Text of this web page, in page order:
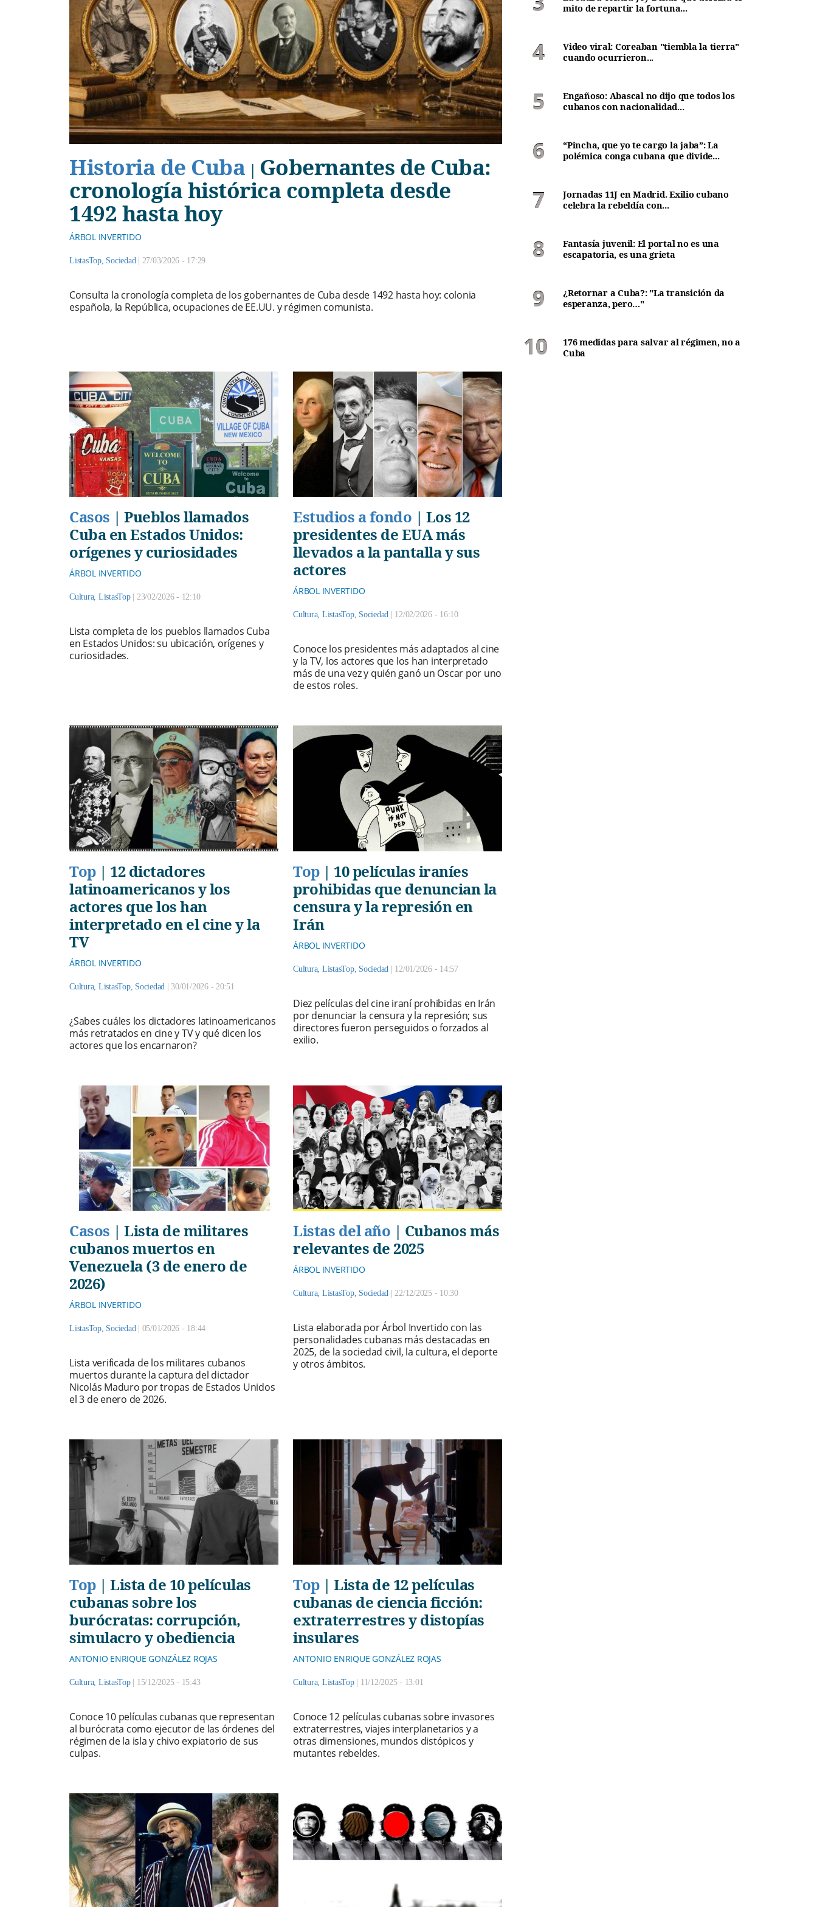
Historia de Cuba | Gobernantes de Cuba:
cronología histórica completa desde
1492 hasta hoy
ÁRBOL INVERTIDO
ListasTop, Sociedad 27/03/2026 - 17:29
Consulta la cronología completa de los gobernantes de Cuba desde 1492 hasta hoy: colonia
española, la República, ocupaciones de EE.UU. y régimen comunista.
Casos | Pueblos llamados
Cuba en Estados Unidos:
orígenes y curiosidades
ÁRBOL INVERTIDO
Cultura, ListasTop 23/02/2026 - 12:10
Lista completa de los pueblos llamados Cuba
en Estados Unidos: su ubicación, orígenes y
curiosidades.
Estudios a fondo | Los 12
presidentes de EUA más
llevados a la pantalla y sus
actores
ÁRBOL INVERTIDO
Cultura, ListasTop, Sociedad 12/02/2026 - 16:10
Conoce los presidentes más adaptados al cine
y la TV, los actores que los han interpretado
más de una vez y quién ganó un Oscar por uno
de estos roles.
Top| 12 dictadores
latinoamericanos y los
actores que los han
interpretado en el cine y la
TV
ÁRBOL INVERTIDO
Cultura, ListasTop, Sociedad |30/01/2026 - 20:51
¿Sabes cuáles los dictadores latinoamericanos
más retratados en cine y TV y qué dicen los
actores que los encarnaron?
Top| 10 películas iraníes
prohibidas que denuncian la
censura y la represión en
Irán
ÁRBOL INVERTIDO
Cultura, ListasTop, Sociedad | 12/01/2026 - 14:57
Diez películas del cine iraní prohibidas en Irán
por denunciar la censura y la represión; sus
directores fueron perseguidos o forzados al
exilio.
Casos | Lista de militares
cubanos muertos en
Venezuela (3 de enero de
2026)
ÁRBOL INVERTIDO
ListasTop, Sociedad 05/01/2026 - 18:44
Lista verificada de los militares cubanos
muertos durante la captura del dictador
Nicolás Maduro por tropas de Estados Unidos
el 3 de enero de 2026.
Listas del año | Cubanos más
relevantes de 2025
ÁRBOL INVERTIDO
Cultura, ListasTop, Sociedad |22/12/2025 - 10:30
Lista elaborada por Árbol Invertido con las
personalidades cubanas más destacadas en
2025, de la sociedad civil, la cultura, el deporte
y otros ámbitos.
Top| Lista de 10 películas
cubanas sobre los
burócratas: corrupción,
simulacro y obediencia
ANTONIO ENRIQUE GONZÁLEZ ROJAS
Cultura, ListasTop 15/12/2025 - 15:43
Conoce 10 películas cubanas que representan
al burócrata como ejecutor de las órdenes del
régimen de la isla y chivo expiatorio de sus
culpas.
Top| Lista de 12 películas
cubanas de ciencia ficción:
extraterrestres y distopías
insulares
ANTONIO ENRIQUE GONZÁLEZ ROJAS
Cultura, ListasTop 11/12/2025 - 13:01
Conoce 12 películas cubanas sobre invasores
extraterrestres, viajes interplanetarios y a
otras dimensiones, mundos distópicos y
mutantes rebeldes.
mito de repartir la fortuna...
Video viral: Coreaban "tiembla la tierra"
cuando ocurrieron...
Engañoso: Abascal no dijo que todos los
cubanos con nacionalidad...
“Pincha, que yo te cargo la jaba”: La
polémica conga cubana que divide...
Jornadas 11J en Madrid. Exilio cubano
celebra la rebeldía con...
Fantasía juvenil: El portal no es una
escapatoria, es una grieta
¿Retornar a Cuba?: "La transición da
esperanza, pero…"
176 medidas para salvar al régimen, no a
Cuba